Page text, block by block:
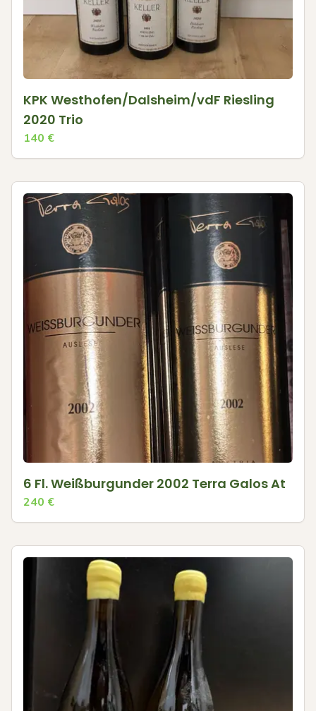
KPK Westhofen/Dalsheim/vdF Riesling
2020 Trio
140 €
6 Fl. Weißburgunder 2002 Terra Galos At
240 €